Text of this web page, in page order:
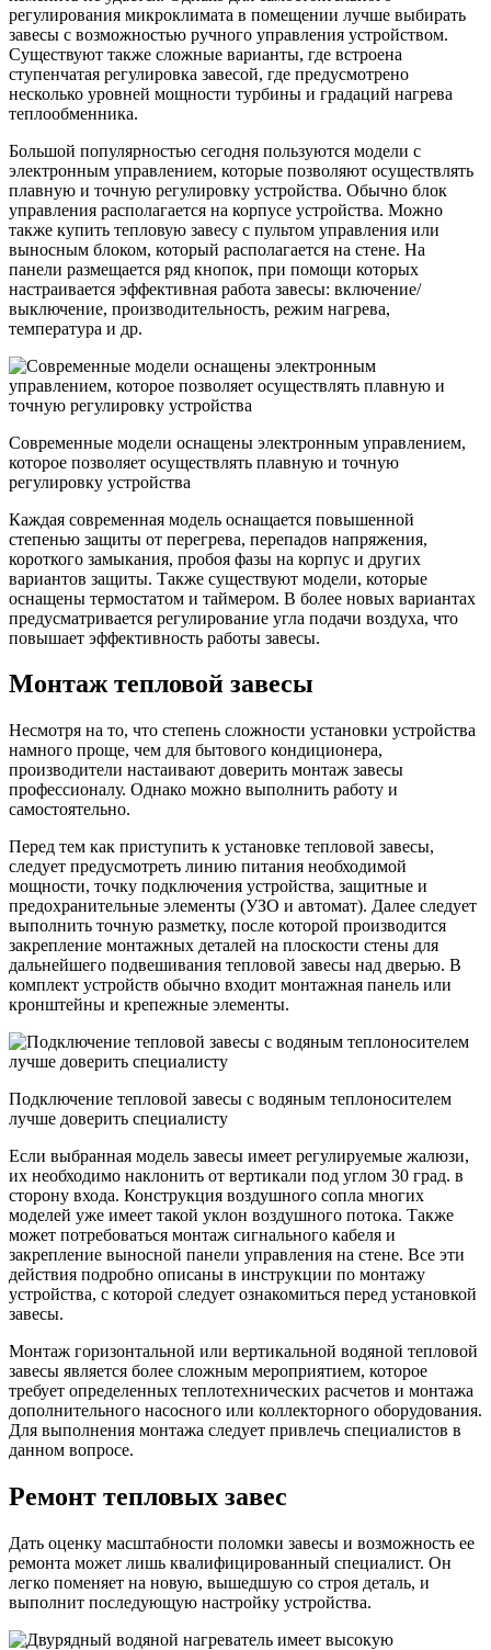
регулирования микроклимата в помещении лучше выбирать
завесы с возможностью ручного управления устройством.
Существуют также сложные варианты, где встроена
ступенчатая регулировка завесой, где предусмотрено
несколько уровней мощности турбины и градаций нагрева
теплообменника.
Большой популярностью сегодня пользуются модели с
электронным управлением, которые позволяют осуществлять
плавную и точную регулировку устройства. Обычно блок
управления располагается на корпусе устройства. Можно
также купить тепловую завесу с пультом управления или
выносным блоком, который располагается на стене. На
панели размещается ряд кнопок, при помощи которых
настраивается эффективная работа завесы: включение/
выключение, производительность, режим нагрева,
температура и др.
Современные модели оснащены электронным управлением,
которое позволяет осуществлять плавную и точную
регулировку устройства
Каждая современная модель оснащается повышенной
степенью защиты от перегрева, перепадов напряжения,
короткого замыкания, пробоя фазы на корпус и других
вариантов защиты. Также существуют модели, которые
оснащены термостатом и таймером. В более новых вариантах
предусматривается регулирование угла подачи воздуха, что
повышает эффективность работы завесы.
Монтаж тепловой завесы
Несмотря на то, что степень сложности установки устройства
намного проще, чем для бытового кондиционера,
производители настаивают доверить монтаж завесы
профессионалу. Однако можно выполнить работу и
самостоятельно.
Перед тем как приступить к установке тепловой завесы,
следует предусмотреть линию питания необходимой
мощности, точку подключения устройства, защитные и
предохранительные элементы (УЗО и автомат). Далее следует
выполнить точную разметку, после которой производится
закрепление монтажных деталей на плоскости стены для
дальнейшего подвешивания тепловой завесы над дверью. В
комплект устройств обычно входит монтажная панель или
кронштейны и крепежные элементы.
Подключение тепловой завесы с водяным теплоносителем
лучше доверить специалисту
Если выбранная модель завесы имеет регулируемые жалюзи,
их необходимо наклонить от вертикали под углом 30 град. в
сторону входа. Конструкция воздушного сопла многих
моделей уже имеет такой уклон воздушного потока. Также
может потребоваться монтаж сигнального кабеля и
закрепление выносной панели управления на стене. Все эти
действия подробно описаны в инструкции по монтажу
устройства, с которой следует ознакомиться перед установкой
завесы.
Монтаж горизонтальной или вертикальной водяной тепловой
завесы является более сложным мероприятием, которое
требует определенных теплотехнических расчетов и монтажа
дополнительного насосного или коллекторного оборудования.
Для выполнения монтажа следует привлечь специалистов в
данном вопросе.
Ремонт тепловых завес
Дать оценку масштабности поломки завесы и возможность ее
ремонта может лишь квалифицированный специалист. Он
легко поменяет на новую, вышедшую со строя деталь, и
выполнит последующую настройку устройства.